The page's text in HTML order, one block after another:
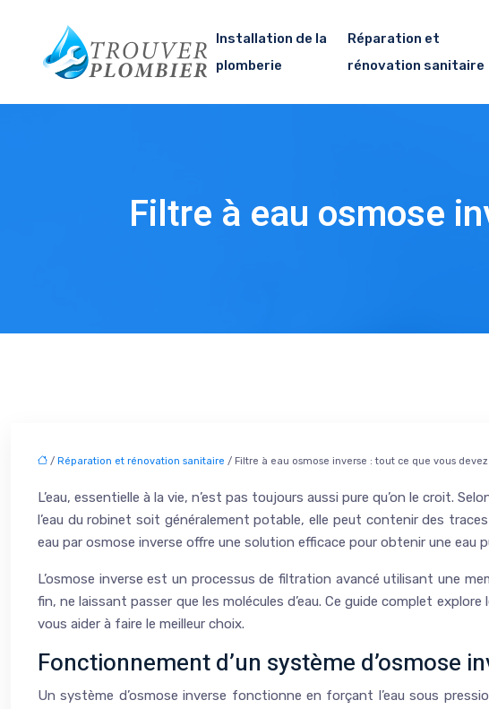
Installation de la
plomberie
Réparation et
rénovation sanitaire
Filtre à eau osmose
/ Réparation et rénovation sanitaire / Filtre à eau osmose inverse : tout ce que vous
L’eau, essentielle à la vie, n’est pas toujours aussi pure qu’on le croit.
l’eau du robinet soit généralement potable, elle peut contenir des
eau par osmose inverse offre une solution efficace pour obtenir une eau
L’osmose inverse est un processus de filtration avancé utilisant une
fin, ne laissant passer que les molécules d’eau. Ce guide complet
vous aider à faire le meilleur choix.
Fonctionnement d’un système d’osmose
Un système d’osmose inverse fonctionne en forçant l’eau sous